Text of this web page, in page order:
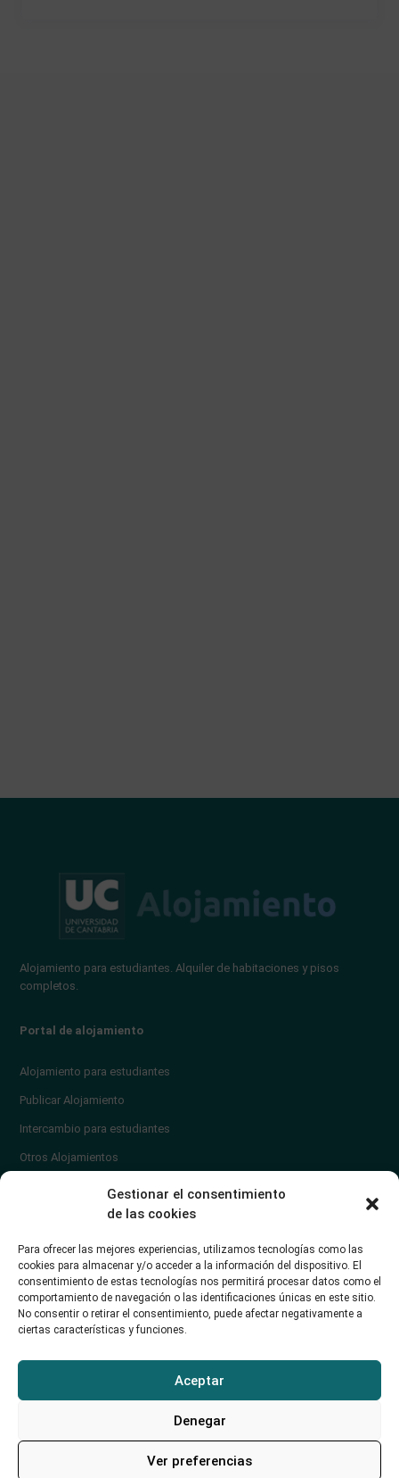
Gestionar el consentimiento
de las cookies
Para ofrecer las mejores experiencias, utilizamos tecnologías como las
cookies para almacenar y/o acceder a la información del dispositivo. El
consentimiento de estas tecnologías nos permitirá procesar datos como el
comportamiento de navegación o las identificaciones únicas en este sitio.
No consentir o retirar el consentimiento, puede afectar negativamente a
ciertas características y funciones.
Aceptar
Denegar
Ver preferencias
Alojamiento para estudiantes. Alquiler de habitaciones y pisos
completos.
Portal de alojamiento
Alojamiento para estudiantes
Publicar Alojamiento
Intercambio para estudiantes
Otros Alojamientos
¿Cómo publicar un anuncio?
Contacto
soporte@alojamientounican.es
Alojamiento Universidad de Cantabria Copyright © 2023​